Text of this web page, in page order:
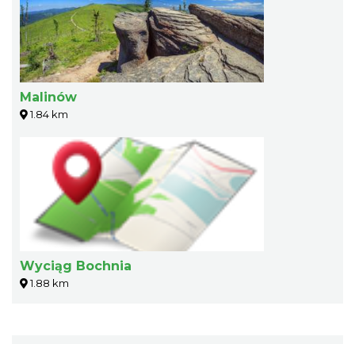
Malinów
1.84 km
Wyciąg Bochnia
1.88 km